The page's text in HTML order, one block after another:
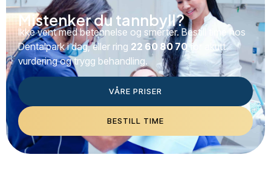
Mistenker du tannbyll?
Ikke vent med betennelse og smerter. Bestill time hos
Dentalpark i dag, eller ring 22 60 80 70for akutt
vurdering og trygg behandling.
VÅRE PRISER
BESTILL TIME